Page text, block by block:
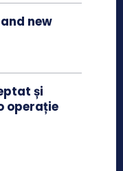
new
și
operație